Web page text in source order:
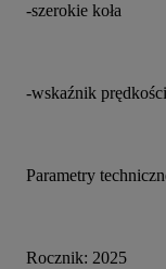
-szerokie koła
-wskaźnik
Parametry
Rocznik: 2025